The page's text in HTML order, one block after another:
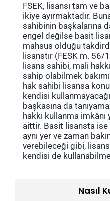
FSEK, lisansı tam ve
ikiye ayırmaktadır.
sahibinin başkalarına
engel değilse basit
mahsus olduğu
lisanstır (FESK m. 56/
lisans sahibi, mali
sahip olabilmek
hak sahibi lisansa
kendisi
başkasına da
hakkı kullanma
aittir. Basit lisansta ise
aynı yer ve zaman
verebileceği gibi,
kendisi de
Nasıl